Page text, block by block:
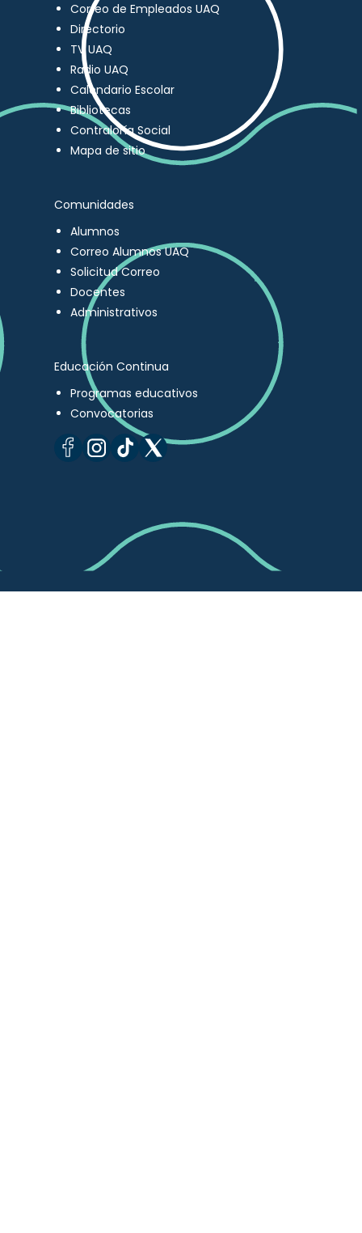
Correo de Empleados UAQ
Directorio
TV UAQ
Radio UAQ
Calendario Escolar
Bibliotecas
Contraloría Social
Mapa de sitio
Comunidades
Alumnos
Correo Alumnos UAQ
Solicitud Correo
Docentes
Administrativos
Educación Continua
Programas educativos
Convocatorias